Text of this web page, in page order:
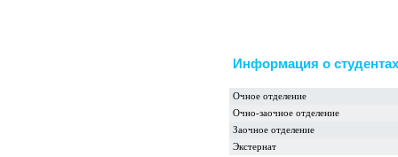
Информация о студентах
Очное отделение
Очно-заочное отделение
Заочное отделение
Экстернат